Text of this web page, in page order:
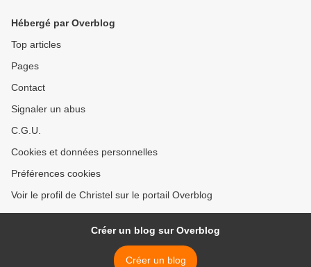
Hébergé par Overblog
Top articles
Pages
Contact
Signaler un abus
C.G.U.
Cookies et données personnelles
Préférences cookies
Voir le profil de Christel sur le portail Overblog
Créer un blog sur Overblog
Créer un blog